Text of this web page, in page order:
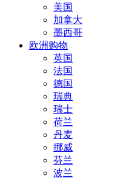
美国
加拿大
墨西哥
欧洲购物
英国
法国
德国
瑞典
瑞士
荷兰
丹麦
挪威
芬兰
波兰